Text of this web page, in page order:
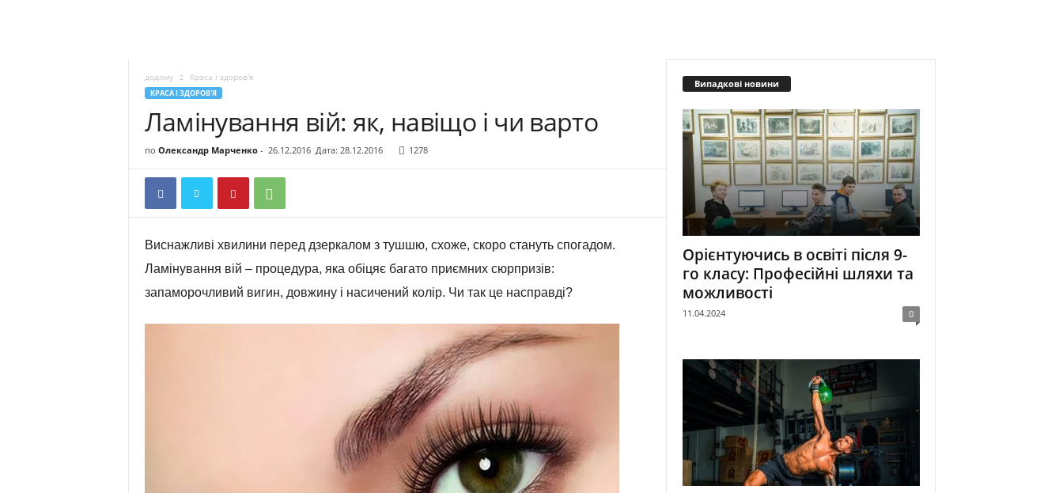
додому Краса і здоров'я
КРАСА І ЗДОРОВ'Я
Ламінування вій: як, навіщо і чи варто
по Олександр Марченко- 26.12.2016 Дата: 28.12.2016 1278
Виснажливі хвилини перед дзеркалом з тушшю, схоже, скоро стануть спогадом.
Ламінування вій – процедура, яка обіцяє багато приємних сюрпризів:
запаморочливий вигин, довжину і насичений колір. Чи так це насправді?
Випадкові новини
Орієнтуючись в освіті після 9-
го класу: Професійні шляхи та
можливості
11.04.2024 0